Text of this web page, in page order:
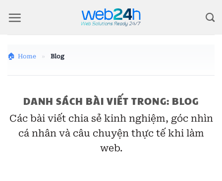
qua
dungHome » Blog
DANH SÁCH BÀI VIẾT TRONG: BLOG
Các bài viết chia sẻ kinh nghiệm, góc nhìn
cá nhân và câu chuyện thực tế khi làm
web.